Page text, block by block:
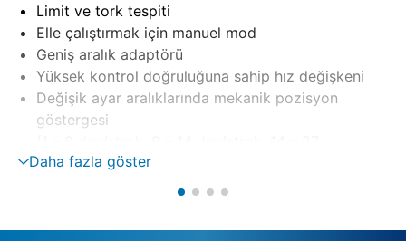
Limit ve tork tespiti
Elle çalıştırmak için manuel mod
Geniş aralık adaptörü
Yüksek kontrol doğruluğuna sahip hız değişkeni
Değişik ayar aralıklarında mekanik pozisyon
göstergesi
dev/strok)
Daha fazla göster